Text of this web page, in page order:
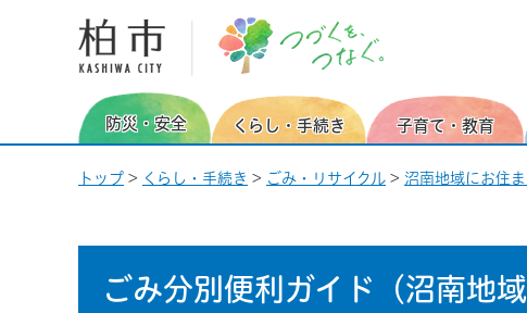
柏市 つづくを、つなぐ。
防災・安全 くらし・手続き 子育て・教育
トップ > くらし・手続き > ごみ・リサイクル > 沼南地域にお住
ごみ分別便利ガイド （沼南地域